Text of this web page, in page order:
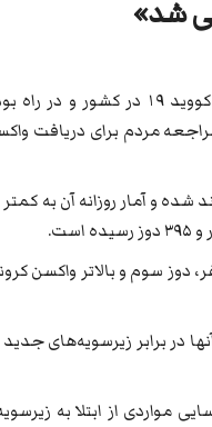
شد»
در حالی که وزیر بهداشت ایران از شناسایی سویه‌های جدید ویروس
مردم برای دریافت
و آمار روزانه آن به کمتر
می‌نویسد تاکنون در ایران، ۳۱ میلیون و ۴۲۲ هزار و ۶۸۹ نفر، دوز سوم و
در برابر زیرسویه‌های جدید
مواردی از ابتلا به